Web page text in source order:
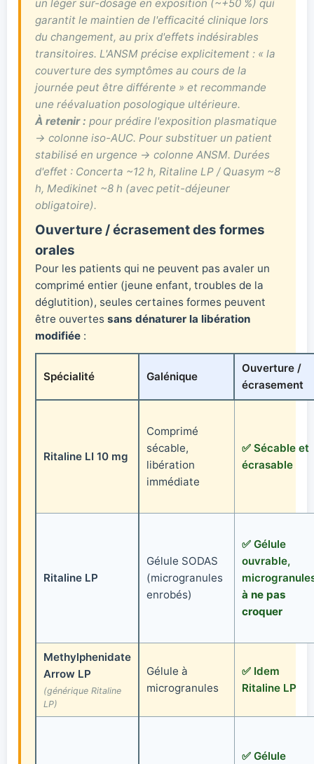
un léger sur-dosage en exposition (~+50 %) qui
garantit le maintien de l'efficacité clinique lors
du changement, au prix d'effets indésirables
transitoires. L'ANSM précise explicitement : « la
couverture des symptômes au cours de la
journée peut être différente » et recommande
une réévaluation posologique ultérieure.
À retenir : pour prédire l'exposition plasmatique
→ colonne iso-AUC. Pour substituer un patient
stabilisé en urgence → colonne ANSM. Durées
d'effet : Concerta ~12 h, Ritaline LP / Quasym ~8
h, Medikinet ~8 h (avec petit-déjeuner
obligatoire).
Ouverture / écrasement des formes
orales
Pour les patients qui ne peuvent pas avaler un
comprimé entier (jeune enfant, troubles de la
déglutition), seules certaines formes peuvent
être ouvertes sans dénaturer la libération
modifiée :
Spécialité Galénique
Ouverture /
écrasement
Ritaline LI 10 mg
Comprimé
sécable,
libération
immédiate
✅ Sécable et
écrasable
Ritaline LP
Gélule SODAS
(microgranules
enrobés)
✅ Gélule
ouvrable,
à ne pas
croquer
Methylphenidate
Arrow LP
(générique Ritaline
LP)
Gélule à
microgranules
✅ Idem
Ritaline LP
✅ Gélule